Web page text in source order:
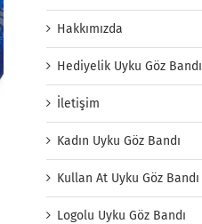
Hakkımızda
Hediyelik Uyku Göz Bandı
İletişim
Kadın Uyku Göz Bandı
Kullan At Uyku Göz Bandı
Logolu Uyku Göz Bandı